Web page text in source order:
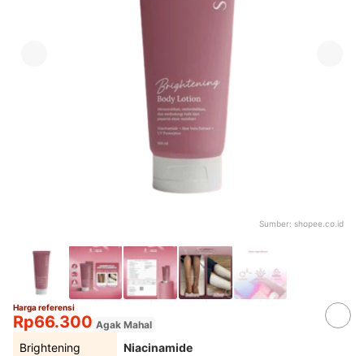
Sumber: shopee.co.id
Harga referensi
Rp66.300 Agak Mahal
Brightening
Niacinamide